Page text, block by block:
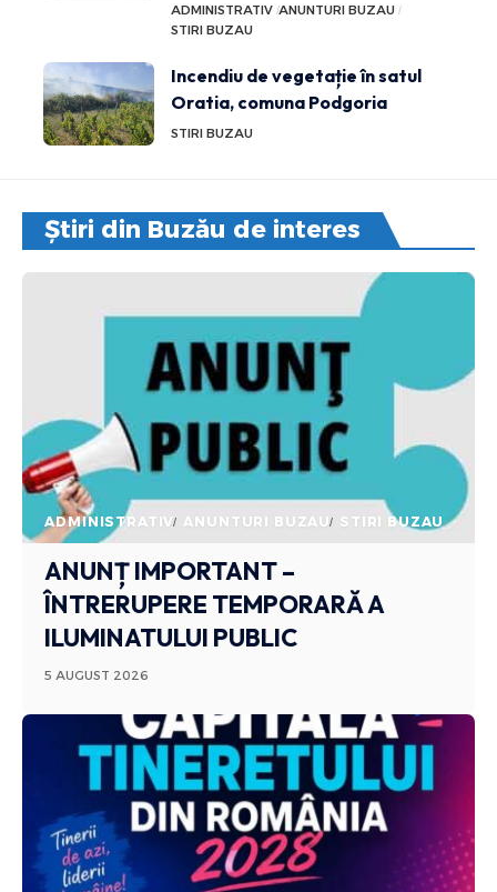
ADMINISTRATIV ANUNTURI BUZAU
STIRI BUZAU
Incendiu de vegetație în satul
Oratia, comuna Podgoria
STIRI BUZAU
Știri din Buzău de interes
ADMINISTRATIV ANUNTURI BUZAU STIRI BUZAU
ANUNȚ IMPORTANT –
ÎNTRERUPERE TEMPORARĂ A
ILUMINATULUI PUBLIC
5 AUGUST 2026